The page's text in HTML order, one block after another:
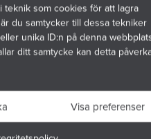
som cookies för att lagra
du samtycker till dessa tekniker
unika ID:n på denna
ditt samtycke kan detta
Visa preferenser